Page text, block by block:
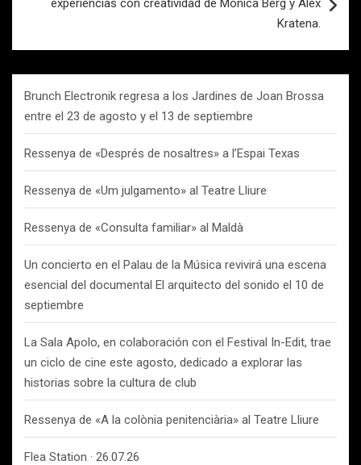
experiencias con creatividad de Mónica Berg y Alex
Kratena.
Brunch Electronik regresa a los Jardines de Joan Brossa
entre el 23 de agosto y el 13 de septiembre
Ressenya de «Després de nosaltres» a l’Espai Texas
Ressenya de «Um julgamento» al Teatre Lliure
Ressenya de «Consulta familiar» al Maldà
Un concierto en el Palau de la Música revivirá una escena
esencial del documental El arquitecto del sonido el 10 de
septiembre
La Sala Apolo, en colaboración con el Festival In-Edit, trae
un ciclo de cine este agosto, dedicado a explorar las
historias sobre la cultura de club
Ressenya de «A la colònia penitenciària» al Teatre Lliure
Flea Station · 26.07.26